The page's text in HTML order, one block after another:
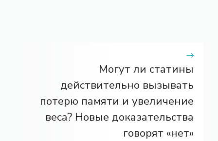
Могут ли статины
действительно вызывать
потерю памяти и увеличение
веса? Новые доказательства
говорят «нет»